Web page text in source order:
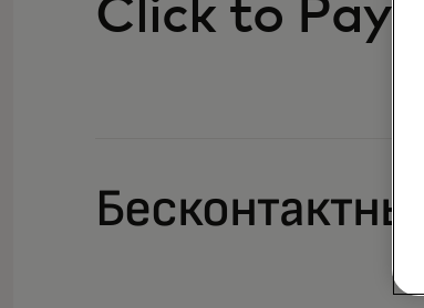
Click to Pay
Бесконтактный